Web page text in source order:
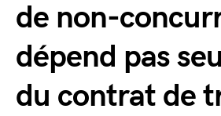
de non-
dépend pas
du contrat de